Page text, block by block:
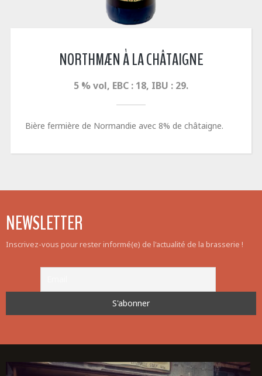
NORTHMÆN À LA CHÂTAIGNE
5 % vol, EBC : 18, IBU : 29.
Bière fermière de Normandie avec 8% de châtaigne.
NEWSLETTER
Inscrivez-vous pour rester informé(e) de l'actualité de la brasserie !